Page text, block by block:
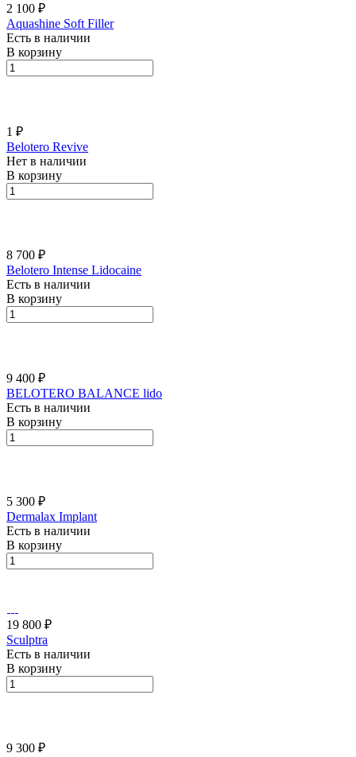
2 100 ₽
Aquashine Soft Filler
Есть в наличии
В корзину
1 ₽
Belotero Revive
Нет в наличии
В корзину
8 700 ₽
Belotero Intense Lidocaine
Есть в наличии
В корзину
9 400 ₽
BELOTERO BALАNCE lido
Есть в наличии
В корзину
5 300 ₽
Dermalax Implant
Есть в наличии
В корзину
19 800 ₽
Sculptra
Есть в наличии
В корзину
9 300 ₽